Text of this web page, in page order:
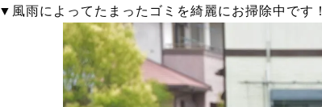
▼風雨によってたまったゴミを綺麗にお掃除中です！